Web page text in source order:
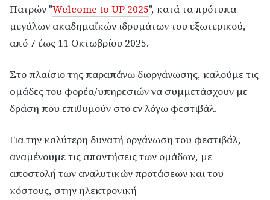
Πατρών "Welcome to UP 2025", κατά τα πρότυπα
μεγάλων ακαδημαϊκών ιδρυμάτων του εξωτερικού,
από 7 έως 11 Οκτωβρίου 2025.
Στο πλαίσιο της παραπάνω διοργάνωσης, καλούμε τις
oμάδες του φορέα/υπηρεσιών να συμμετάσχουν με
δράση που επιθυμούν στο εν λόγω φεστιβάλ.
Για την καλύτερη δυνατή οργάνωση του φεστιβάλ,
αναμένουμε τις απαντήσεις των ομάδων, με
αποστολή των αναλυτικών προτάσεων και του
κόστους, στην ηλεκτρονική